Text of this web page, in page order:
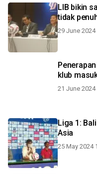
LIB bikin
tidak
29 June 2024
klub
21 June 2024
Liga 1:
Asia
25 May 2024